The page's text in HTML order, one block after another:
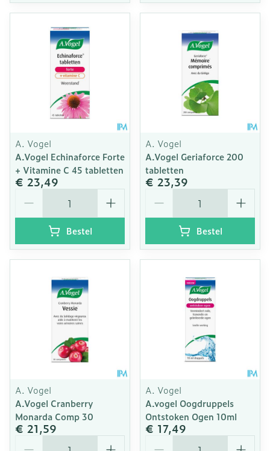
A. Vogel
A.Vogel Echinaforce Forte
+ Vitamine C 45 tabletten
€ 23,49
Bestel
A. Vogel
A.Vogel Geriaforce 200
tabletten
€ 23,39
Bestel
A. Vogel
A.Vogel Cranberry
Monarda Comp 30
€ 21,59
A. Vogel
A.vogel Oogdruppels
Ontstoken Ogen 10ml
€ 17,49